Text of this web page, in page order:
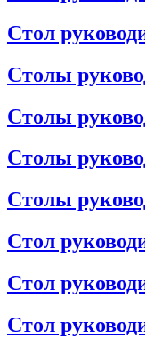
Стол
Столы
Столы
Столы
Столы
Стол
Стол
Стол